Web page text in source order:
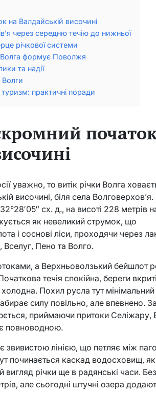
на Валдайській височині
через середню течію до нижньої
річкової системи
Волга формує Поволжя
та надії
Волги
практичні поради
уважно, то витік річки Волга
височині, біля села Волговерхов’я.
сх. д., на висоті 228 метрів
як невеликий струмок, що
і соснові ліси, проходячи через
Пено та Волго.
а Верхньоволзький бейшлот
течія спокійна, береги вкриті
Похил русла тут
силу повільно, але впевнено.
приймаючи притоки Селіжару,
повноводною.
звивистою лінією, що петляє між
починається каскад водосховищ,
річки ще в радянські часи.
але сьогодні штучні озера